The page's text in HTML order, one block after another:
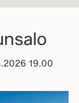
19.00